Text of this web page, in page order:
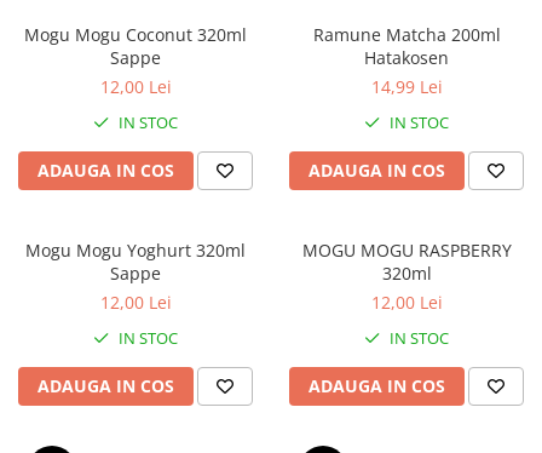
Mogu Mogu Coconut 320ml
Sappe
12,00 Lei
IN STOC
ADAUGA IN COS
Ramune Matcha 200ml
Hatakosen
14,99 Lei
IN STOC
ADAUGA IN COS
Mogu Mogu Yoghurt 320ml
Sappe
12,00 Lei
IN STOC
ADAUGA IN COS
MOGU MOGU RASPBERRY
320ml
12,00 Lei
IN STOC
ADAUGA IN COS